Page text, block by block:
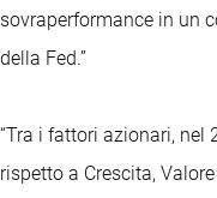
sovraperformance in un
della Fed.”
“Tra i fattori azionari,
rispetto a Crescita,